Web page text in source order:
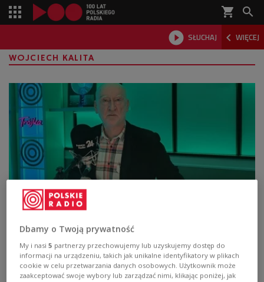
shopping_cart 
 SŁUCHAJ  WIĘCEJ

WOJCIECH KALITA
"Scena Teatralna Trójki". Konstanty
Ildefons Gałczyński - "Próby"
Kontynuujemy obchody jubileuszu Polskiego Radia i
Teatru PR. Na "Scenie Teatralnej Trójki" przedstawiamy
słuchowisko, zrealizowane w 2025 roku na podstawie
Dbamy o Twoją prywatność
My i nasi5 partnerzy przechowujemy lub uzyskujemy dostęp do
informacji na urządzeniu, takich jak unikalne identyfikatory w plikach
cookie w celu przetwarzania danych osobowych. Użytkownik może
zaakceptować swoje wybory lub zarządzać nimi, klikając poniżej, jak